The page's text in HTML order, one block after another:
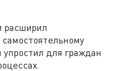
расширил
упростил для граждан